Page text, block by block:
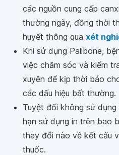
các nguồn cung cấp
thường ngày, đồng thời
huyết thông qua xét
Khi sử dụng Palibone,
việc chăm sóc và kiểm
xuyên để kịp thời báo
các dấu hiệu bất thường.
Tuyệt đối không sử
hạn sử dụng in trên bao
thay đổi nào về kết cấu
thuốc.